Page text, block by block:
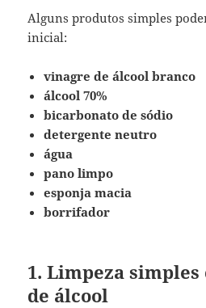
Alguns produtos simples
inicial:
vinagre de álcool branco
álcool 70%
bicarbonato de sódio
detergente neutro
água
pano limpo
esponja macia
borrifador
1. Limpeza
de álcool